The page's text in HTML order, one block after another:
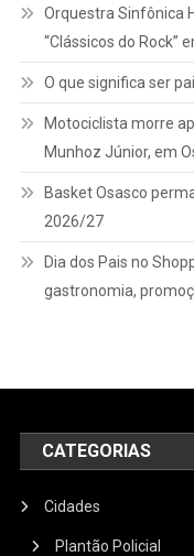
Orquestra Sinfônica
“Clássicos do Rock”
O que significa ser
Motociclista morre
Munhoz Júnior, em
Basket Osasco
2026/27
Dia dos Pais no
gastronomia,
CATEGORIAS
Cidades
Plantão Policial